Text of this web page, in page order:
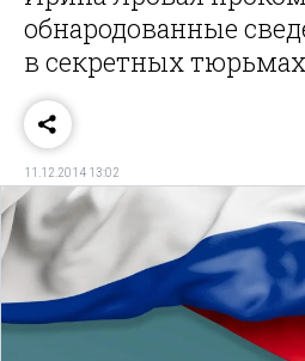
обнародованные
в секретных
11.12.2014 13:02